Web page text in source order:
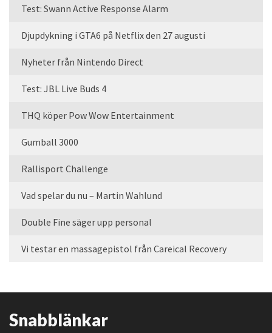
Test: Swann Active Response Alarm
Djupdykning i GTA6 på Netflix den 27 augusti
Nyheter från Nintendo Direct
Test: JBL Live Buds 4
THQ köper Pow Wow Entertainment
Gumball 3000
Rallisport Challenge
Vad spelar du nu – Martin Wahlund
Double Fine säger upp personal
Vi testar en massagepistol från Careical Recovery
Snabblänkar